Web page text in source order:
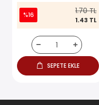
%16 1.70 TL
1.43 TL
SEPETE EKLE